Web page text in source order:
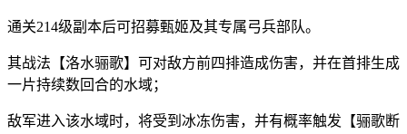
通关214级副本后可招募甄姬及其专属弓兵部队。
其战法【洛水骊歌】可对敌方前四排造成伤害，并在首排生成
一片持续数回合的水域；
敌军进入该水域时，将受到冰冻伤害，并有概率触发【骊歌断